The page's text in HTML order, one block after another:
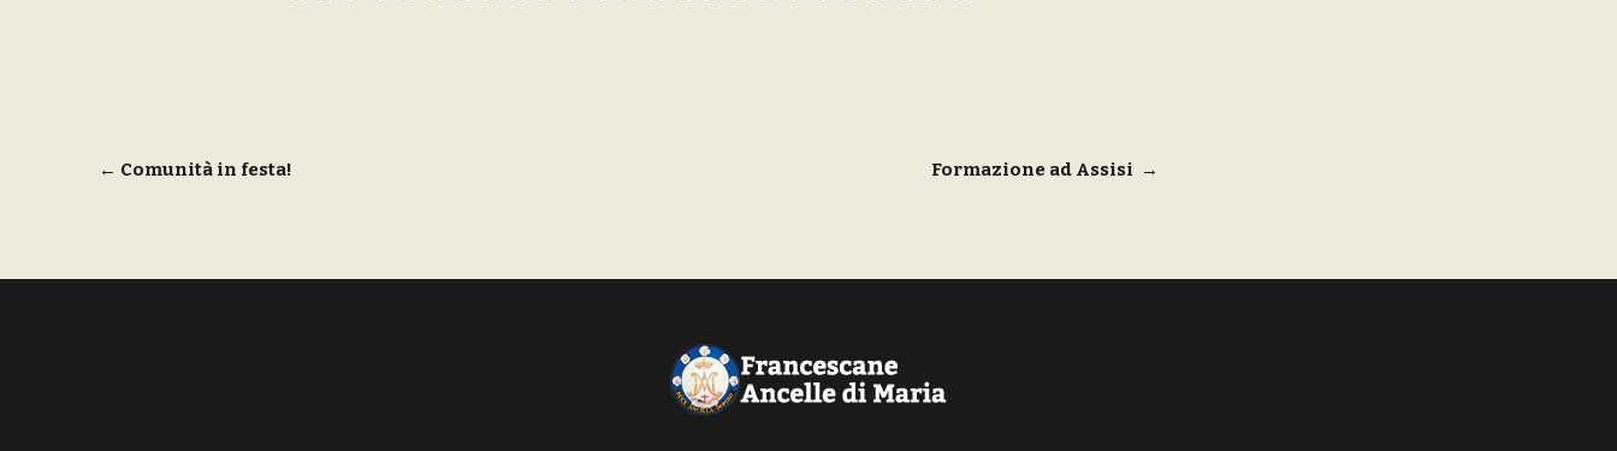
Navigazione
← Comunità in festa! Formazione ad Assisi →